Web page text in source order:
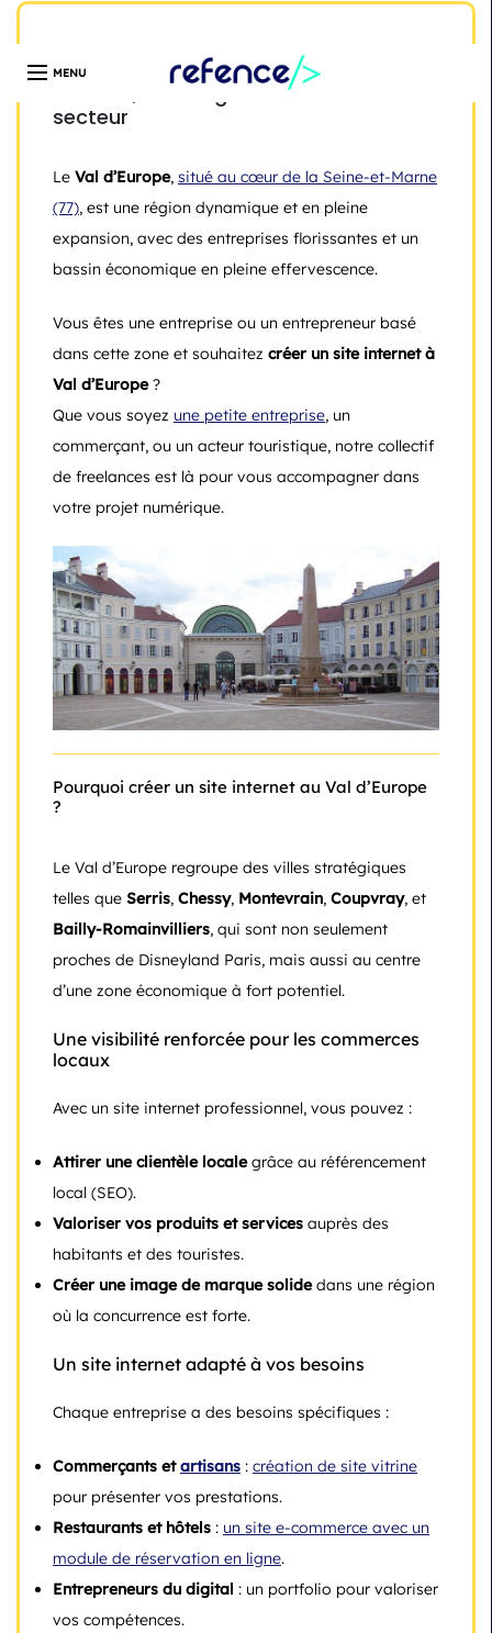
Création de site internet Val d’Europe :
Refence, votre agence web dans le
secteur
Le Val d’Europe, situé au cœur de la Seine-et-Marne
(77), est une région dynamique et en pleine
expansion, avec des entreprises florissantes et un
bassin économique en pleine effervescence.
Vous êtes une entreprise ou un entrepreneur basé
dans cette zone et souhaitez créer un site internet à
Val d’Europe?
Que vous soyez une petite entreprise, un
commerçant, ou un acteur touristique, notre collectif
de freelances est là pour vous accompagner dans
votre projet numérique.
Pourquoi créer un site internet au Val d’Europe
?
Le Val d’Europe regroupe des villes stratégiques
telles que Serris, Chessy, Montevrain, Coupvray, et
Bailly-Romainvilliers, qui sont non seulement
proches de Disneyland Paris, mais aussi au centre
d’une zone économique à fort potentiel.
Une visibilité renforcée pour les commerces
locaux
Avec un site internet professionnel, vous pouvez :
Attirer une clientèle localegrâce au référencement
local (SEO).
Valoriser vos produits et services auprès des
habitants et des touristes.
Créer une image de marque solidedans une région
où la concurrence est forte.
Un site internet adapté à vos besoins
Chaque entreprise a des besoins spécifiques :
Commerçants etartisans : création de site vitrine
pour présenter vos prestations.
Restaurants et hôtels : un site e-commerce avec un
module de réservation en ligne.
Entrepreneurs du digital : un portfolio pour valoriser
vos compétences.